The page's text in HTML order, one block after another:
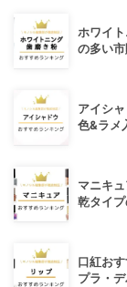
ホワイ
の多い
アイシ
色&ラメ
マニキ
乾タイ
口紅お
プラ・